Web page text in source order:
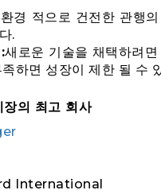
환경 적으로 건전한 관행
.
새로운 기술을 채택하려
하면 성장이 제한 될 수
의 최고 회사
International